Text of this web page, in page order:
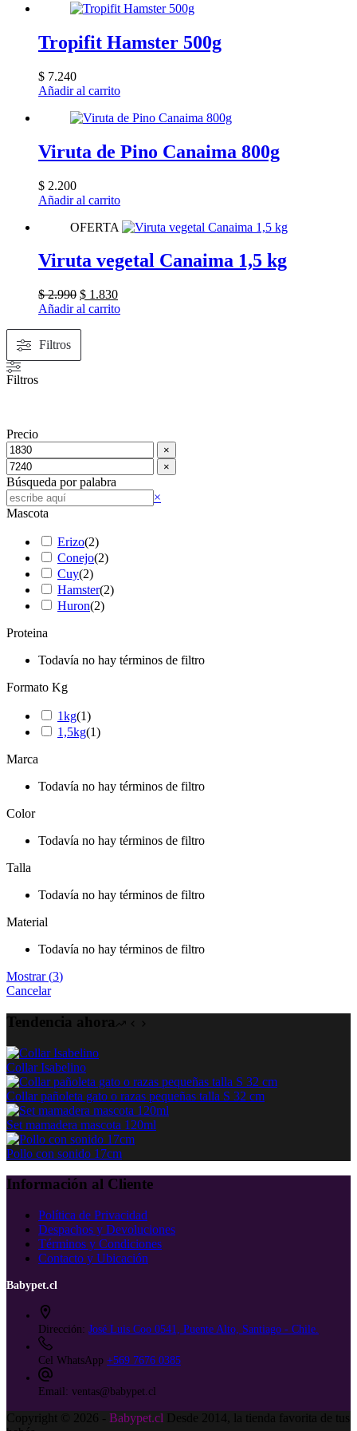
Tropifit Hamster 500g
$ 7.240
Añadir al carrito
Viruta de Pino Canaima 800g
$ 2.200
Añadir al carrito
OFERTA
Viruta vegetal Canaima 1,5 kg
$2.990 El
precio
$ 1.830El
precio
Añadir al carrito
Filtros
Filtros
Precio
×
×
Búsqueda por palabra
Buscar
×
Mascota
Erizo(2)
Conejo(2)
Cuy(2)
Hamster(2)
Huron(2)
Proteina
Todavía no hay términos de filtro
Formato Kg
1kg(1)
1,5kg(1)
Marca
Todavía no hay términos de filtro
Color
Todavía no hay términos de filtro
Talla
Todavía no hay términos de filtro
Material
Todavía no hay términos de filtro
Mostrar(3)
Cancelar
Tendencia ahora
Collar Isabelino
Collar pañoleta gato o razas pequeñas talla S 32 cm
Set mamadera mascota 120ml
Pollo con sonido 17cm
Información al Cliente
Política de Privacidad
Despachos y Devoluciones
Términos y Condiciones
Contacto y Ubicación
Babypet.cl
Dirección: José Luis Coo 0541, Puente Alto, Santiago - Chile.
Cel WhatsApp +569 7676 0385
Email: ventas@babypet.cl
Copyright © 2026 - Babypet.cl Desde 2014, la tienda favorita de tus